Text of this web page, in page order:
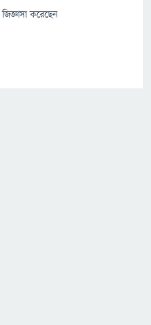
জিজ্ঞাসাকরেছেন